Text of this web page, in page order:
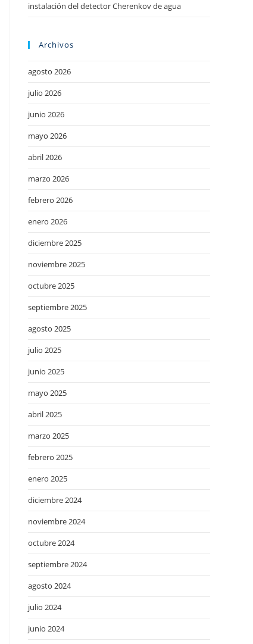
instalación del detector Cherenkov de agua
Archivos
agosto 2026
julio 2026
junio 2026
mayo 2026
abril 2026
marzo 2026
febrero 2026
enero 2026
diciembre 2025
noviembre 2025
octubre 2025
septiembre 2025
agosto 2025
julio 2025
junio 2025
mayo 2025
abril 2025
marzo 2025
febrero 2025
enero 2025
diciembre 2024
noviembre 2024
octubre 2024
septiembre 2024
agosto 2024
julio 2024
junio 2024